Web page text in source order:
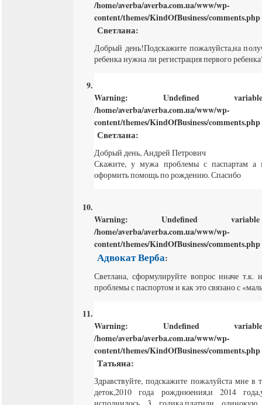
/home/averba/averba.com.ua/www/wp-
content/themes/KindOfBusiness/comments.php
Светлана:
Добрый день!Подскажите пожалуйста,на
ребенка нужна ли регистрация первого
Warning: Undefined
/home/averba/averba.com.ua/www/wp-
content/themes/KindOfBusiness/comments.php
Светлана:
Добрый день, Андрей Петрович
Скажите, у мужа проблемы с паспартам
оформить помощь по рождению. Спасибо
Warning: Undefined
/home/averba/averba.com.ua/www/wp-
content/themes/KindOfBusiness/comments.php
Адвокат Верба:
Светлана, сформулируйте вопрос иначе т.к.
проблемы с паспортом и как это связано с
Warning: Undefined
/home/averba/averba.com.ua/www/wp-
content/themes/KindOfBusiness/comments.php
Татьяна:
Здравствуйте, подскажите пожалуйста мне в
деток,2010 года рожднюения,и 2014